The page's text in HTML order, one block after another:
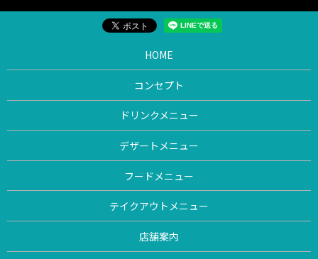
HOME
コンセプト
ドリンクメニュー
デザートメニュー
フードメニュー
テイクアウトメニュー
店舗案内